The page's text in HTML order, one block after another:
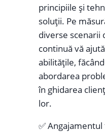
principiile și
soluții. Pe
diverse scenarii
continuă vă
abilitățile,
abordarea
în ghidarea
lor.
✅